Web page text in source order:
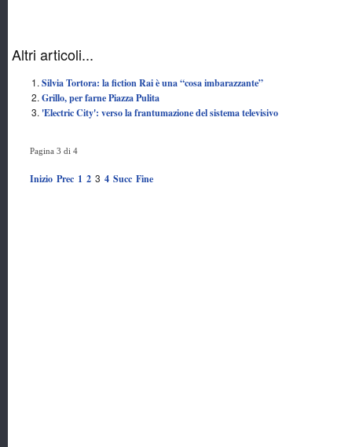
Altri articoli...
Silvia Tortora: la fiction Rai è una “cosa imbarazzante”
Grillo, per farne Piazza Pulita
'Electric City': verso la frantumazione del sistema televisivo
Pagina 3 di 4
Inizio Prec 1 2 3 4 Succ Fine